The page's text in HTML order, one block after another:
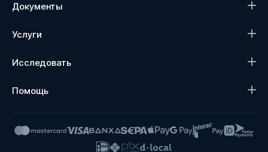
Документы
Услуги
Исследовать
Помощь